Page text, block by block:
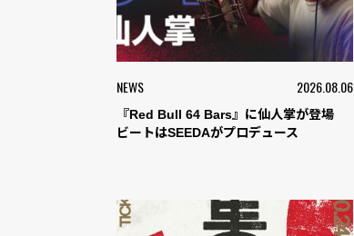
NEWS 2026.08.06
『Red Bull 64 Bars』に仙人掌が登場
ビートはSEEDAがプロデュース